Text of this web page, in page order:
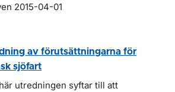
2015-04-01
av förutsättningarna för
sjöfart
utredningen syftar till att